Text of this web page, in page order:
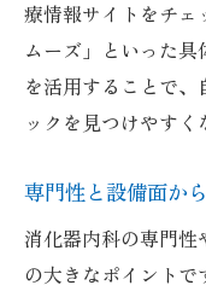
療情報サイトをチェ
ムーズ」といった
を活用することで
ックを見つけやすく
専門性と設備面か
消化器内科の専門
の大きなポイント